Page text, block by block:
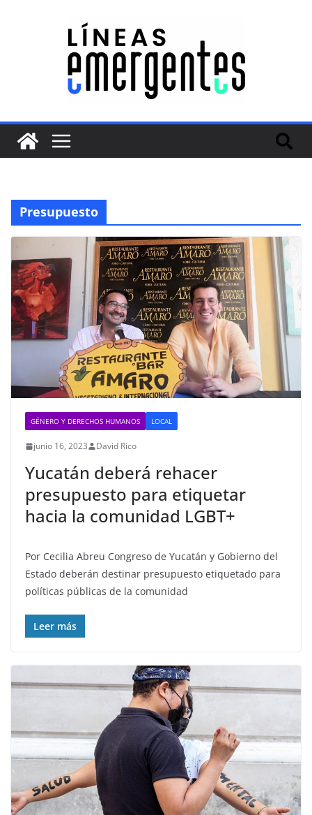
Presupuesto
GÉNERO Y DERECHOS HUMANOS LOCAL
junio 16, 2023 David Rico
Yucatán deberá rehacer
presupuesto para etiquetar
hacia la comunidad LGBT+
Por Cecilia Abreu Congreso de Yucatán y Gobierno del
Estado deberán destinar presupuesto etiquetado para
políticas públicas de la comunidad
Leer más